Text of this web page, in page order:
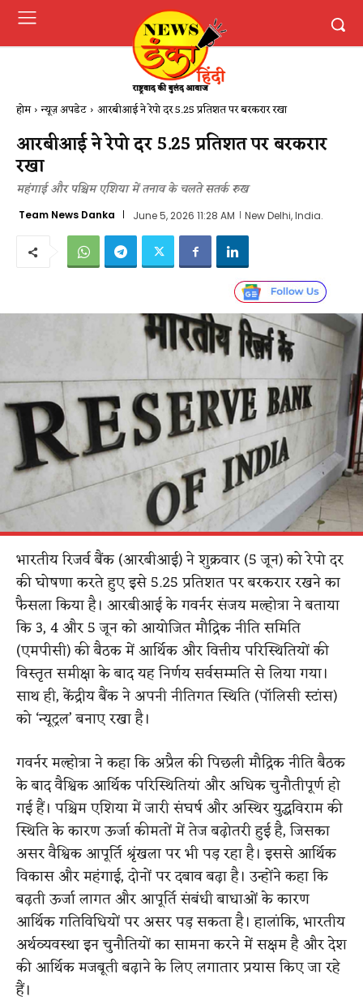
होम न्यूज़ अपडेट आरबीआई ने रेपो दर 5.25 प्रतिशत पर बरकरार रखा
आरबीआई ने रेपो दर 5.25 प्रतिशत पर बरकरार
रखा
महंगाई और पश्चिम एशिया में तनाव के चलते सतर्क रुख
Team News Danka June 5, 2026 11:28 AM New Delhi, India.
भारतीय रिजर्व बैंक (आरबीआई) ने शुक्रवार (5 जून) को रेपो दर
की घोषणा करते हुए इसे 5.25 प्रतिशत पर बरकरार रखने का
फैसला किया है। आरबीआई के गवर्नर संजय मल्होत्रा ने बताया
कि 3, 4 और 5 जून को आयोजित मौद्रिक नीति समिति
(एमपीसी) की बैठक में आर्थिक और वित्तीय परिस्थितियों की
विस्तृत समीक्षा के बाद यह निर्णय सर्वसम्मति से लिया गया।
साथ ही, केंद्रीय बैंक ने अपनी नीतिगत स्थिति (पॉलिसी स्टांस)
को ‘न्यूट्रल’ बनाए रखा है।
गवर्नर मल्होत्रा ने कहा कि अप्रैल की पिछली मौद्रिक नीति बैठक
के बाद वैश्विक आर्थिक परिस्थितियां और अधिक चुनौतीपूर्ण हो
गई हैं। पश्चिम एशिया में जारी संघर्ष और अस्थिर युद्धविराम की
स्थिति के कारण ऊर्जा कीमतों में तेज बढ़ोतरी हुई है, जिसका
असर वैश्विक आपूर्ति श्रृंखला पर भी पड़ रहा है। इससे आर्थिक
विकास और महंगाई, दोनों पर दबाव बढ़ा है। उन्होंने कहा कि
बढ़ती ऊर्जा लागत और आपूर्ति संबंधी बाधाओं के कारण
आर्थिक गतिविधियों पर असर पड़ सकता है। हालांकि, भारतीय
अर्थव्यवस्था इन चुनौतियों का सामना करने में सक्षम है और देश
की आर्थिक मजबूती बढ़ाने के लिए लगातार प्रयास किए जा रहे
हैं।